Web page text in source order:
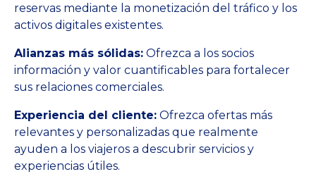
reservas mediante la monetización del tráfico y los
activos digitales existentes.
Alianzas más sólidas: Ofrezca a los socios
información y valor cuantificables para fortalecer
sus relaciones comerciales.
Experiencia del cliente: Ofrezca ofertas más
relevantes y personalizadas que realmente
ayuden a los viajeros a descubrir servicios y
experiencias útiles.